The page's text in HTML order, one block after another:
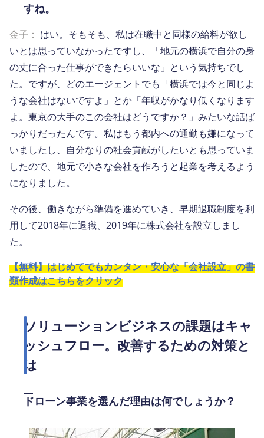
すね。
金子： はい。そもそも、私は在職中と同様の給料が欲し
いとは思っていなかったですし、「地元の横浜で自分の身
の丈に合った仕事ができたらいいな」という気持ちでし
た。ですが、どのエージェントでも「横浜では今と同じよ
うな会社はないですよ」とか「年収がかなり低くなります
よ。東京の大手のこの会社はどうですか？」みたいな話ば
っかりだったんです。私はもう都内への通勤も嫌になって
いましたし、自分なりの社会貢献がしたいとも思っていま
したので、地元で小さな会社を作ろうと起業を考えるよう
になりました。
その後、働きながら準備を進めていき、早期退職制度を利
用して2018年に退職、2019年に株式会社を設立しまし
た。
【無料】はじめてでもカンタン・安心な「会社設立」の書
類作成はこちらをクリック
ソリューションビジネスの課題はキャ
ッシュフロー。改善するための対策と
は
ドローン事業を選んだ理由は何でしょうか？